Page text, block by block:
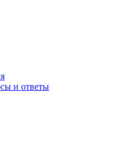
и ответы